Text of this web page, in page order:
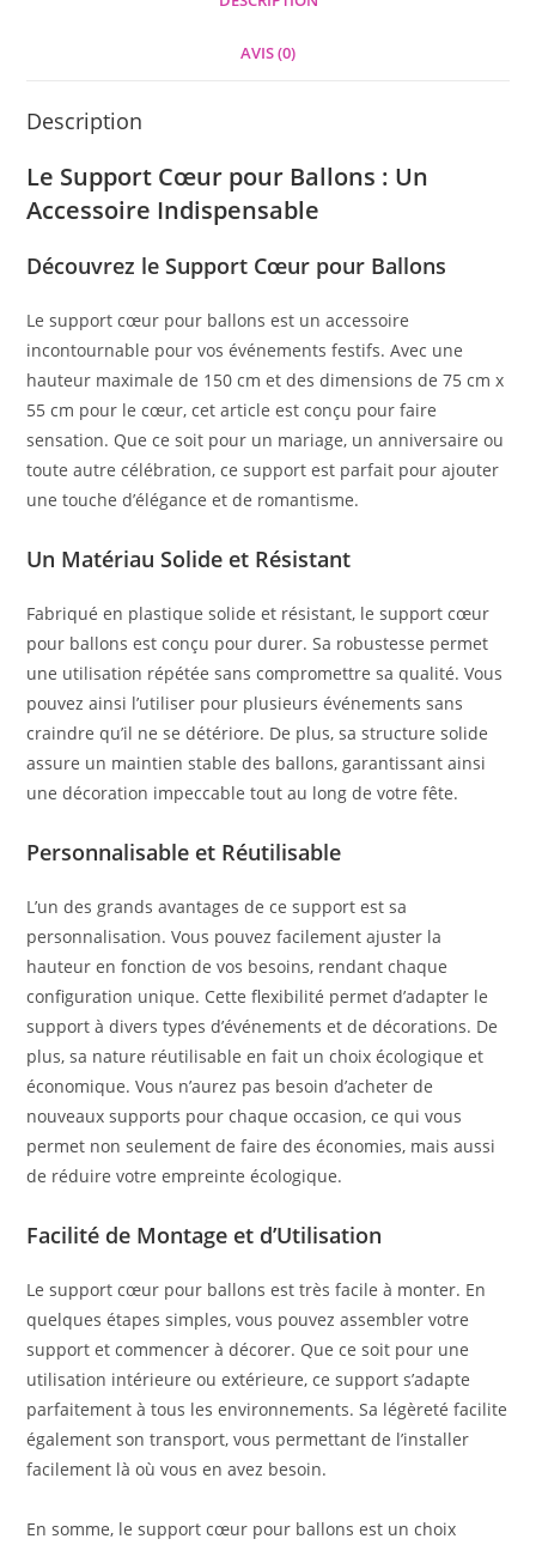
AVIS (0)
Description
Le Support Cœur pour Ballons : Un
Accessoire Indispensable
Découvrez le Support Cœur pour Ballons
Le support cœur pour ballons est un accessoire
incontournable pour vos événements festifs. Avec une
hauteur maximale de 150 cm et des dimensions de 75 cm x
55 cm pour le cœur, cet article est conçu pour faire
sensation. Que ce soit pour un mariage, un anniversaire ou
toute autre célébration, ce support est parfait pour ajouter
une touche d’élégance et de romantisme.
Un Matériau Solide et Résistant
Fabriqué en plastique solide et résistant, le support cœur
pour ballons est conçu pour durer. Sa robustesse permet
une utilisation répétée sans compromettre sa qualité. Vous
pouvez ainsi l’utiliser pour plusieurs événements sans
craindre qu’il ne se détériore. De plus, sa structure solide
assure un maintien stable des ballons, garantissant ainsi
une décoration impeccable tout au long de votre fête.
Personnalisable et Réutilisable
L’un des grands avantages de ce support est sa
personnalisation. Vous pouvez facilement ajuster la
hauteur en fonction de vos besoins, rendant chaque
configuration unique. Cette flexibilité permet d’adapter le
support à divers types d’événements et de décorations. De
plus, sa nature réutilisable en fait un choix écologique et
économique. Vous n’aurez pas besoin d’acheter de
nouveaux supports pour chaque occasion, ce qui vous
permet non seulement de faire des économies, mais aussi
de réduire votre empreinte écologique.
Facilité de Montage et d’Utilisation
Le support cœur pour ballons est très facile à monter. En
quelques étapes simples, vous pouvez assembler votre
support et commencer à décorer. Que ce soit pour une
utilisation intérieure ou extérieure, ce support s’adapte
parfaitement à tous les environnements. Sa légèreté facilite
également son transport, vous permettant de l’installer
facilement là où vous en avez besoin.
En somme, le support cœur pour ballons est un choix